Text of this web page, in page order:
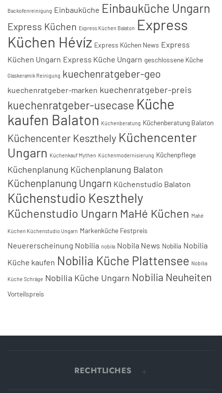
Backofenreinigung Einbauküche Einbauküche Ungarn
Express Küchen Express Küchen Balaton Express
Küchen Hévíz Express Küchen News Express
Küchen Ungarn Express Küche Ungarn geschlossene Küche
Glaskeramik Reinigung kuechenratgeber-geo
kuechenratgeber-marken kuechenratgeber-preis
kuechenratgeber-usecase Küche
kaufen Balaton Küchenberatung Küchenberatung Balaton
Küchencenter Keszthely Küchencenter
Ungarn Küchenkauf Mythen Küchenmodernisierung Küchenpflege
Küchenplanung Küchenplanung Balaton
Küchenplanung Ungarn Küchenstudio Balaton
Küchenstudio Keszthely
Küchenstudio Ungarn MaHé Küchen Mahé
Küchen Küchenstudio Ungarn Markenküche Festpreis
Neuererscheinung Nobilia nobila Nobila News Nobilia Nobilia
Küche kaufen Nobilia Küche Plattensee Nobilia
Küche Schräge Nobilia Küche Ungarn Nobilia Neuheiten
Vorteilspreis
RECHTLICHES